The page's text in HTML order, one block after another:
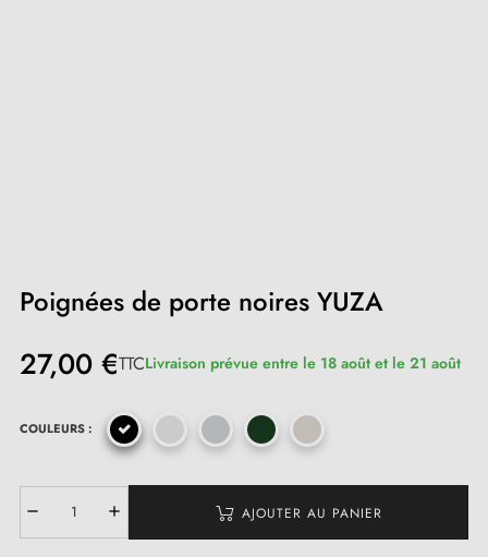
Poignées de porte noires YUZA
27,00 €TTCLivraison prévue entre le 18 août et le 21 août
COULEURS :
AJOUTER AU PANIER